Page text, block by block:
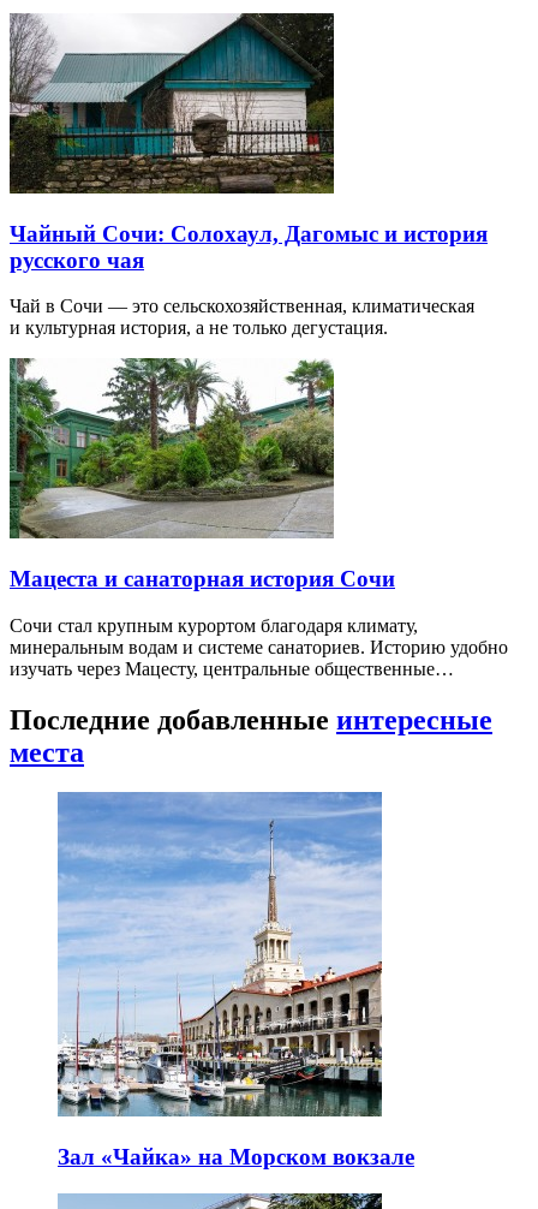
Чайный Сочи: Солохаул, Дагомыс и история
русского чая
Чай в Сочи — это сельскохозяйственная, климатическая
и культурная история, а не только дегустация.
Мацеста и санаторная история Сочи
Сочи стал крупным курортом благодаря климату,
минеральным водам и системе санаториев. Историю удобно
изучать через Мацесту, центральные общественные…
Последние добавленные интересные
места
Зал «Чайка» на Морском вокзале